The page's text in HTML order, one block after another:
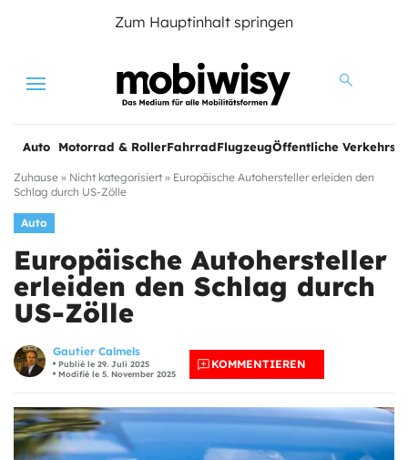
Zum Hauptinhalt springen
Menu
Auto Motorrad & RollerFahrradFlugzeugÖffentliche
Zuhause » Nicht kategorisiert » Europäische Autohersteller erleiden den
Schlag durch US-Zölle
Auto
Europäische Autohersteller
erleiden den Schlag durch
US-Zölle
Gautier Calmels
Publié le 29. Juli 2025
Modifié le 5. November 2025
KOMMENTIEREN